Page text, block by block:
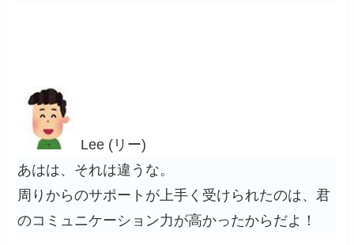
Lee (リー)
あはは、それは違うな。
周りからのサポートが上手く受けられたのは、君
のコミュニケーション力が高かったからだよ！